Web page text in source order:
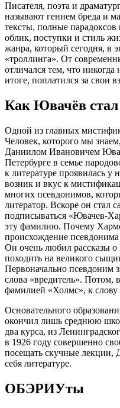
Писателя, поэта и
называют гением бреда и
тексты, полные
облик, поступки и стиль
жанра, который сегодня, в
«троллинга». От
отличался тем, что
итоге, поплатился за свои
Как Ювачёв
Одной из главных
Человек, которого мы
Даниилом Ивановичем
Петербурге в семье
к литературе проявилась у
возник и вкус к
многих псевдонимов,
литератор. Вскоре он
подписываться «Ювачев-
эту фамилию. Почему
происхождение псевдонима
Он очень любил рассказы
походить на великого
Первоначально псевдоним
слова «вредитель». Потом,
фамилией «Холмс», к слову
Основательного
окончил лишь среднюю
два курса, из
в 1926 году совершенно
посещать скучные лекции,
себя литературе.
ОБЭРИУты